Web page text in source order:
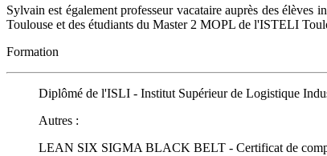
Sylvain est également professeur vacataire auprès des
Toulouse et des étudiants du Master 2 MOPL de l'ISTELI
Formation
Diplômé de l'ISLI - Institut Supérieur de Logistique
Autres :
LEAN SIX SIGMA BLACK BELT - Certificat de